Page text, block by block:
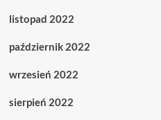
listopad 2022
październik 2022
wrzesień 2022
sierpień 2022